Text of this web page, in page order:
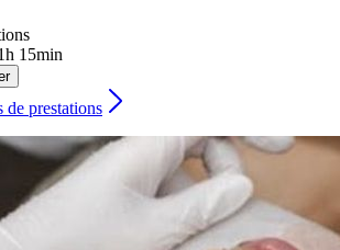
15min
prestations